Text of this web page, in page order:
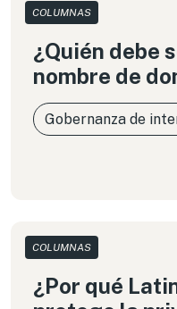
COLUMNAS
¿Quién debe
nombre de
Gobernanza de
COLUMNAS
¿Por qué